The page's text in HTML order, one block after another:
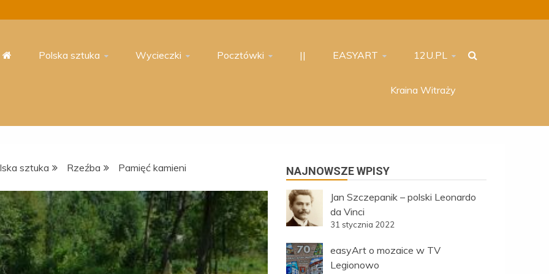
Polska sztuka Wycieczki Pocztówki || EASYART 12U.PL
Kraina Witraży
sztuka Rzeźba Pamięć kamieni NAJNOWSZE WPISY
Jan Szczepanik – polski Leonardo
da Vinci
31 stycznia 2022
easyArt o mozaice w TV
Legionowo